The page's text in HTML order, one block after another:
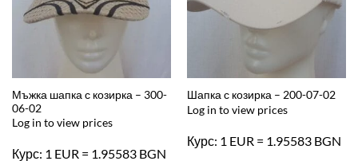
Мъжка шапка с козирка – 300-
06-02
Log in to view prices
Курс: 1 EUR = 1.95583 BGN
Шапка с козирка – 200-07-02
Log in to view prices
Курс: 1 EUR = 1.95583 BGN